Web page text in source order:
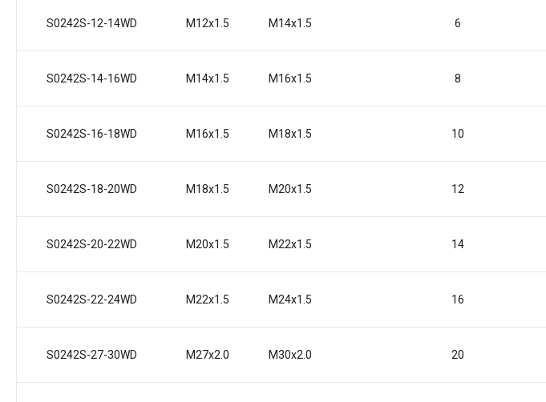
S0242S-12-14WD M12x1.5 M14x1.5 6
S0242S-14-16WD M14x1.5 M16x1.5 8
S0242S-16-18WD M16x1.5 M18x1.5 10
S0242S-18-20WD M18x1.5 М20x1.5 12
S0242S-20-22WD М20x1.5 M22x1.5 14
S0242S-22-24WD M22x1.5 M24x1.5 16
S0242S-27-30WD M27x2.0 M30x2.0 20